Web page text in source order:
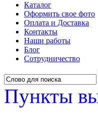
Каталог
Оформить свое фото
Оплата и Доставка
Контакты
Наши работы
Блог
Сотрудничество
Пункты